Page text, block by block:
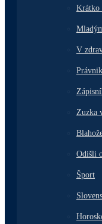
Krátko
V
Právnik
Zuzka
Odišli
Šport